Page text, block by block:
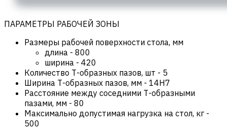
ПАРАМЕТРЫ РАБОЧЕЙ ЗОНЫ
Размеры рабочей поверхности стола, мм
длина - 800
ширина - 420
Количество Т-образных пазов, шт - 5
Ширина Т-образных пазов, мм - 14H7
Расстояние между соседними Т-образными
пазами, мм - 80
Максимально допустимая нагрузка на стол, кг -
500